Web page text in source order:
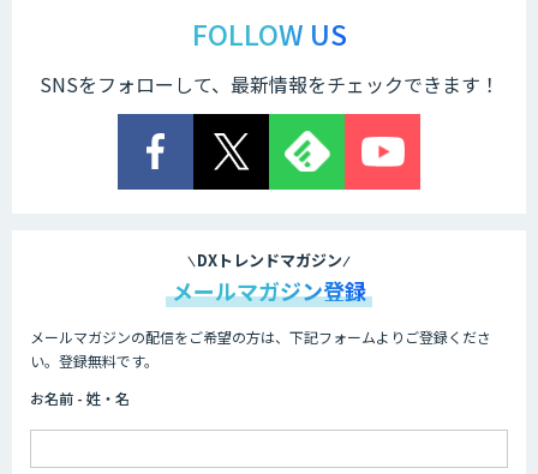
FOLLOW US
SNSをフォローして、最新情報をチェックできます！
DXトレンドマガジン
メールマガジン登録
メールマガジンの配信をご希望の方は、下記フォームよりご登録くださ
い。登録無料です。
お名前 - 姓・名